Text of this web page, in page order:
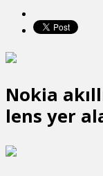
Nokia
lens yer